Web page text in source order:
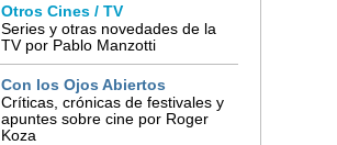
Otros Cines / TV
Series y otras novedades de la
TV por Pablo Manzotti
Con los Ojos Abiertos
Críticas, crónicas de festivales y
apuntes sobre cine por Roger
Koza